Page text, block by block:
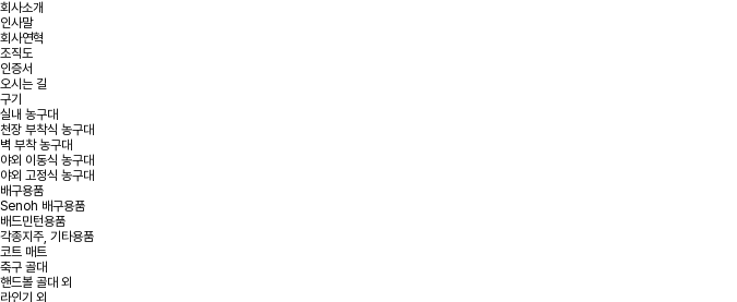
회사소개
인사말
회사연혁
조직도
인증서
오시는 길
구기
실내 농구대
천장 부착식 농구대
벽 부착 농구대
야외 이동식 농구대
야외 고정식 농구대
배구용품
Senoh 배구용품
배드민턴용품
각종지주, 기타용품
코트 매트
축구 골대
핸드볼 골대 외
라인기 외